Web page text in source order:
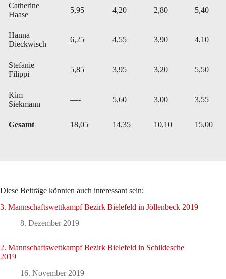
Catherine
Haase
5,95 4,20 2,80 5,40
Hanna
Dieckwisch
6,25 4,55 3,90 4,10
Stefanie
Filippi
5,85 3,95 3,20 5,50
Kim
Siekmann
—- 5,60 3,00 3,55
Gesamt 18,05 14,35 10,10 15,00
Diese Beiträge könnten auch interessant sein:
3. Mannschaftswettkampf Bezirk Bielefeld in Jöllenbeck 2019
8. Dezember 2019
2. Mannschaftswettkampf Bezirk Bielefeld in Schildesche
2019
16. November 2019